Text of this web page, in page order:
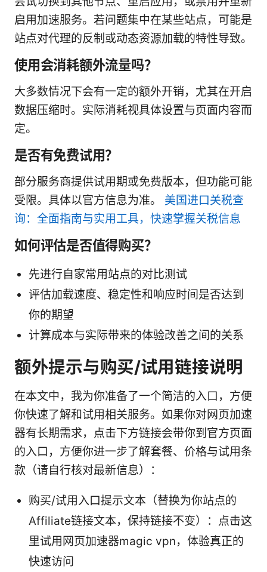
启用加速服务。若问题集中在某些站点，可能是
站点对代理的反制或动态资源加载的特性导致。
使用会消耗额外流量吗？
大多数情况下会有一定的额外开销，尤其在开启
数据压缩时。实际消耗视具体设置与页面内容而
定。
是否有免费试用？
部分服务商提供试用期或免费版本，但功能可能
受限。具体以官方信息为准。 美国进口关税查
询：全面指南与实用工具，快速掌握关税信息
如何评估是否值得购买？
先进行自家常用站点的对比测试
评估加载速度、稳定性和响应时间是否达到
你的期望
计算成本与实际带来的体验改善之间的关系
额外提示与购买/试用链接说明
在本文中，我为你准备了一个简洁的入口，方便
你快速了解和试用相关服务。如果你对网页加速
器有长期需求，点击下方链接会带你到官方页面
的入口，方便你进一步了解套餐、价格与试用条
款（请自行核对最新信息）：
购买/试用入口提示文本（替换为你站点的
Affiliate链接文本，保持链接不变）：点击这
里试用网页加速器magic vpn，体验真正的
快速访问